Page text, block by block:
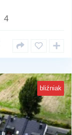
4
bliźniak